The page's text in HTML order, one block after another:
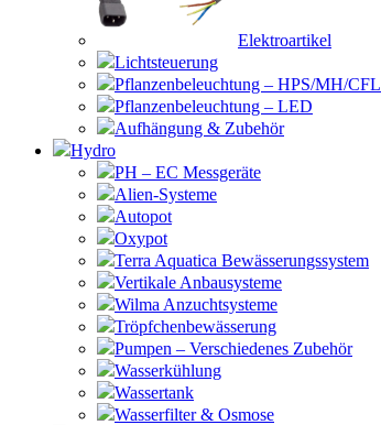
Elektroartikel
Lichtsteuerung
Pflanzenbeleuchtung – HPS/MH/CFL
Pflanzenbeleuchtung – LED
Aufhängung & Zubehör
Hydro
PH – EC Messgeräte
Alien-Systeme
Autopot
Oxypot
Terra Aquatica Bewässerungssystem
Vertikale Anbausysteme
Wilma Anzuchtsysteme
Tröpfchenbewässerung
Pumpen – Verschiedenes Zubehör
Wasserkühlung
Wassertank
Wasserfilter & Osmose